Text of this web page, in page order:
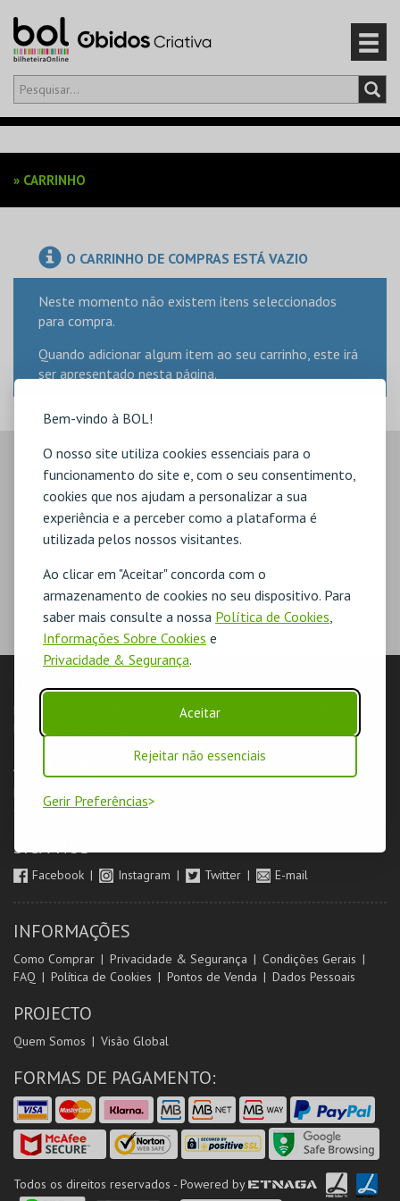
Bem-vindo à BOL!
O nosso site utiliza cookies essenciais para o
funcionamento do site e, com o seu consentimento,
cookies que nos ajudam a personalizar a sua
experiência e a perceber como a plataforma é
utilizada pelos nossos visitantes.
Ao clicar em "Aceitar" concorda com o
armazenamento de cookies no seu dispositivo. Para
saber mais consulte a nossa Política de Cookies
Informações Sobre Cookies e
Privacidade & Segurança.
Aceitar
Rejeitar não essenciais
Gerir Preferências
Olá,iniciar sessão
EVENTOS
CARTÕES
PRODUTOS
» CARRINHO
O CARRINHO DE COMPRAS ESTÁ VAZIO
Neste momento não existem itens seleccionados
para compra.
Quando adicionar algum item ao seu carrinho, este irá
ser apresentado nesta página.
LOJA
Pesquisar Carrinho de compras Eventos
Livro de Reclamações
AUTENTICAÇÃO
Login & Registo de Clientes
Orientadores de Salas
SIGA-NOS
Facebook Instagram Twitter E-mail
INFORMAÇÕES
Como Comprar Privacidade & Segurança
Condições Gerais
FAQ
Política de Cookies Pontos de Venda Dados Pessoais
PROJECTO
Quem Somos Visão Global
FORMAS DE PAGAMENTO:
Todos os direitos reservados - Powered by ETNAGA